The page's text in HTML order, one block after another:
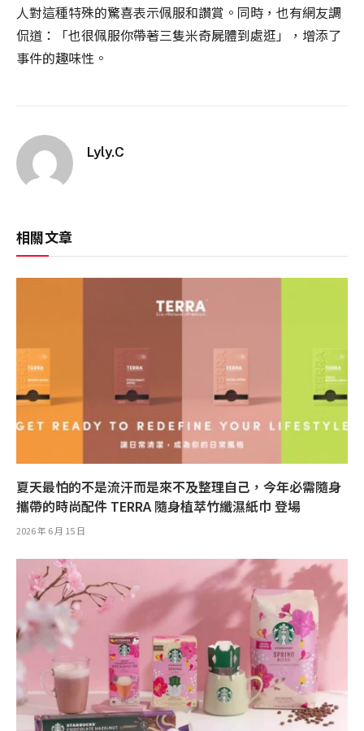
人對這種特殊的驚喜表示佩服和讚賞。同時，也有網友調
侃道：「也很佩服你帶著三隻米奇屍體到處逛」，增添了
事件的趣味性。
Lyly.C
相關文章
夏天最怕的不是流汗而是來不及整理自己，今年必需隨身
攜帶的時尚配件 TERRA 隨身植萃竹纖濕紙巾 登場
2026 年 6 月 15 日